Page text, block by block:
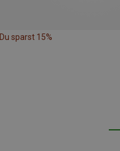
Du sparst 15%